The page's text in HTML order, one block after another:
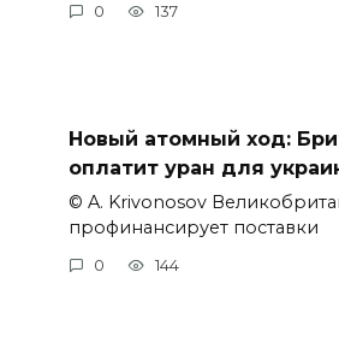
0 137
Новый атомный ход:
оплатит уран для
© A. Krivonosov
профинансирует поставки
0 144